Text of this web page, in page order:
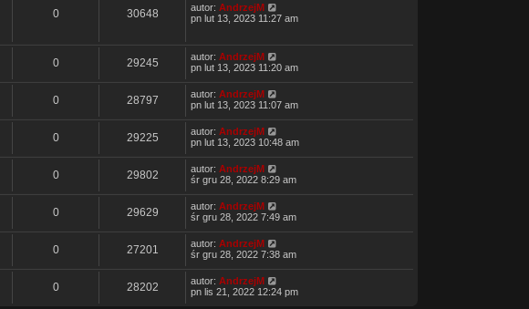
0 30648 autor: AndrzejM
pn lut 13, 2023 11:27 am
0 29245 autor: AndrzejM
pn lut 13, 2023 11:20 am
0 28797 autor: AndrzejM
pn lut 13, 2023 11:07 am
0 29225 autor: AndrzejM
pn lut 13, 2023 10:48 am
0 29802 autor: AndrzejM
śr gru 28, 2022 8:29 am
0 29629 autor: AndrzejM
śr gru 28, 2022 7:49 am
0 27201 autor: AndrzejM
śr gru 28, 2022 7:38 am
0 28202 autor: AndrzejM
pn lis 21, 2022 12:24 pm